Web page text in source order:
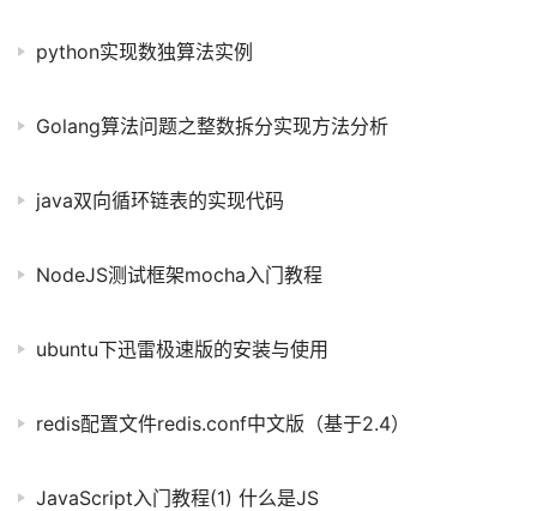
python实现数独算法实例
Golang算法问题之整数拆分实现方法分析
java双向循环链表的实现代码
NodeJS测试框架mocha入门教程
ubuntu下迅雷极速版的安装与使用
redis配置文件redis.conf中文版（基于2.4）
JavaScript入门教程(1) 什么是JS